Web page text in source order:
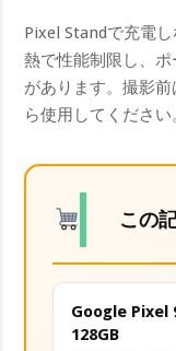
Pixel Standで充電
熱で性能制限し、
があります。撮影
ら使用してください
この
Google Pixel
128GB